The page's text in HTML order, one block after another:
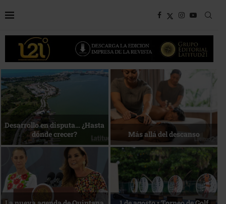
Bottega, un viaje servido a la
mesa
Energía que Impulsa la
competitividad